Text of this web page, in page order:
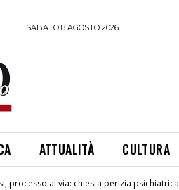
SABATO 8 AGOSTO 2026
ATTUALITÀ CULTURA
processo al via: chiesta perizia